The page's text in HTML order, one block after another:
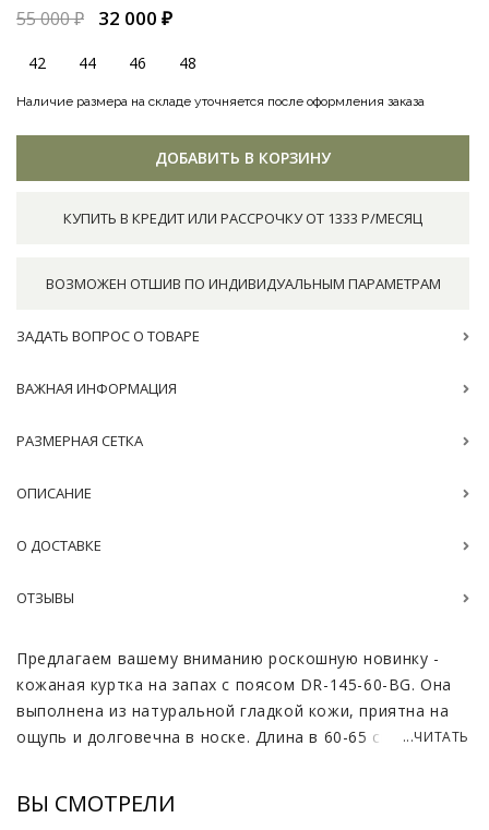
55 000 ₽
32 000 ₽
42 44 46 48
Наличие размера на складе уточняется после оформления заказа
ДОБАВИТЬ В КОРЗИНУ
КУПИТЬ В КРЕДИТ ИЛИ РАССРОЧКУ ОТ 1333 Р/МЕСЯЦ
ВОЗМОЖЕН ОТШИВ ПО ИНДИВИДУАЛЬНЫМ ПАРАМЕТРАМ
ЗАДАТЬ ВОПРОС О ТОВАРЕ
ВАЖНАЯ ИНФОРМАЦИЯ
РАЗМЕРНАЯ СЕТКА
ОПИСАНИЕ
О ДОСТАВКЕ
ОТЗЫВЫ
Предлагаем вашему вниманию роскошную новинку -
кожаная куртка на запах с поясом DR-145-60-BG. Она
выполнена из натуральной гладкой кожи, приятна на
ощупь и долговечна в носке. Длина в 60-65 см. делает
Благородный оттенок кэмел добавляет образу
...ЧИТАТЬ
ВЫ СМОТРЕЛИ